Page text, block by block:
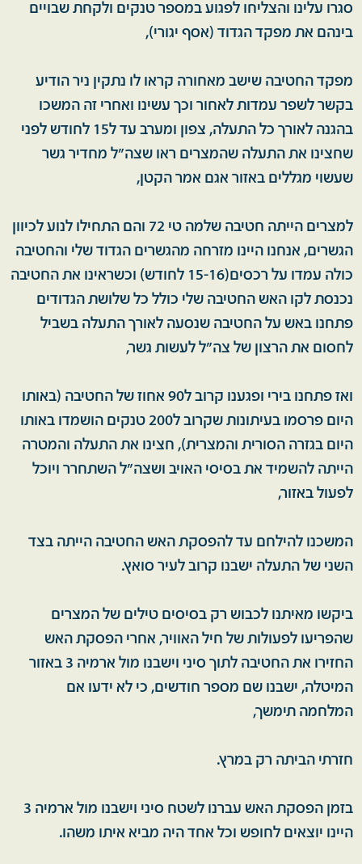
סגרו עלינו והצליחו לפגוע במספר טנקים ולקחת שבויים
בינהם את מפקד הגדוד (אסף יגורי),
מפקד החטיבה שישב מאחורה קראו לו נתקין ניר הודיע
בקשר לשפר עמדות לאחור וכך עשינו ואחרי זה המשכו
בהגנה לאורך כל התעלה, צפון ומערב עד ל15 לחודש לפני
שחצינו את התעלה שהמצרים ראו שצה"ל מחדיר גשר
שעשוי מגללים באזור אגם אמר הקטן,
למצרים הייתה חטיבה שלמה טי 72 והם התחילו לנוע לכיוון
הגשרים, אנחנו היינו מזרחה מהגשרים הגדוד שלי והחטיבה
כולה עמדו על רכסים(15-16 לחודש) וכשראינו את החטיבה
נכנסת לקו האש החטיבה שלי כולל כל שלושת הגדודים
פתחנו באש על החטיבה שנסעה לאורך התעלה בשביל
לחסום את הרצון של צה"ל לעשות גשר,
ואז פתחנו בירי ופגענו קרוב ל90 אחוז של החטיבה (באותו
היום פרסמו בעיתונות שקרוב ל200 טנקים הושמדו באותו
היום בגזרה הסורית והמצרית), חצינו את התעלה והמטרה
הייתה להשמיד את בסיסי האויב ושצה"ל השתחרר ויוכל
לפעול באזור,
המשכנו להילחם עד להפסקת האש החטיבה הייתה בצד
השני של התעלה ישבנו קרוב לעיר סואץ.
ביקשו מאיתנו לכבוש רק בסיסים טילים של המצרים
שהפריעו לפעולות של חיל האוויר, אחרי הפסקת האש
החזירו את החטיבה לתוך סיני וישבנו מול ארמיה 3 באזור
המיטלה, ישבנו שם מספר חודשים, כי לא ידעו אם
המלחמה תימשך,
חזרתי הביתה רק במרץ.
בזמן הפסקת האש עברנו לשטח סיני וישבנו מול ארמיה 3
היינו יוצאים לחופש וכל אחד היה מביא איתו משהו.